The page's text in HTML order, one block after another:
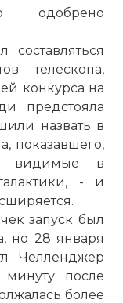
одобрено
телескопа,
конкурса на
предстояла
назвать в
показавшего,
видимые в
- и
запуск был
но 28 января
Челленджер
минуту после
более